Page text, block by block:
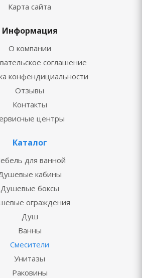
Карта сайта
Информация
О компании
соглашение
конфендициальности
Отзывы
Контакты
центры
Каталог
для ванной
кабины
Душевые боксы
ограждения
Душ
Ванны
Смесители
Унитазы
Раковины